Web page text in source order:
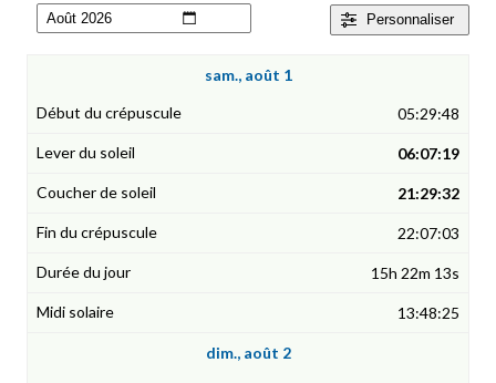
Personnaliser
sam., août 1
05:29:48
06:07:19
21:29:32
22:07:03
15h 22m 13s
13:48:25
dim., août 2